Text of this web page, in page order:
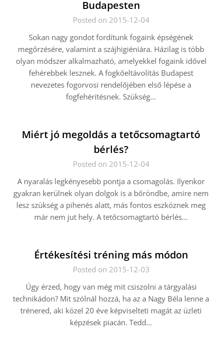
Budapesten
Posted on 2015-12-04
Sokan nagy gondot fordítunk fogaink épségének
megőrzésére, valamint a szájhigiéniára. Házilag is több
olyan módszer alkalmazható, amelyekkel fogaink idővel
fehérebbek lesznek. A fogkőeltávolítás Budapest
nevezetes fogorvosi rendelőjében első lépése a
fogfehérítésnek. Szükség…
Miért jó megoldás a tetőcsomagtartó
bérlés?
Posted on 2015-12-04
A nyaralás legkényesebb pontja a csomagolás. Ilyenkor
gyakran kerülnek olyan dolgok is a bőröndbe, amire nem
lesz szükség a pihenés alatt, más fontos eszköznek meg
már nem jut hely. A tetőcsomagtartó bérlés…
Értékesítési tréning más módon
Posted on 2015-12-03
Úgy érzed, hogy van még mit csiszolni a tárgyalási
technikádon? Mit szólnál hozzá, ha az a Nagy Béla lenne a
trénered, aki közel 20 éve képviselteti magát az üzleti
képzések piacán. Tedd…